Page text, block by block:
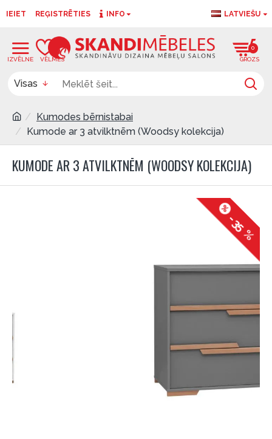
IEIET REĢISTRĒTIES INFO LATVIEŠU
0
Visas
Kumodes bērnistabai
Kumode ar 3 atvilktnēm (Woodsy kolekcija)
KUMODE AR 3 ATVILKTNĒM (WOODSY KOLEKCIJA)
-35 %